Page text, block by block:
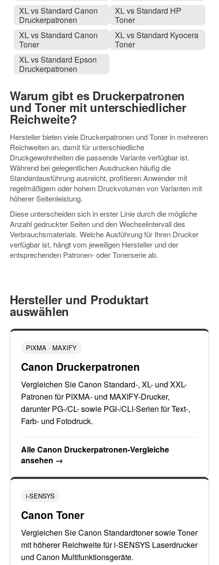
XL vs Standard Canon
Druckerpatronen
XL vs Standard Canon
Toner
XL vs Standard Epson
Druckerpatronen
XL vs Standard HP
Toner
XL vs Standard Kyocera
Toner
Warum gibt es Druckerpatronen
und Toner mit unterschiedlicher
Reichweite?
Hersteller bieten viele Druckerpatronen und Toner in mehreren
Reichweiten an, damit für unterschiedliche
Druckgewohnheiten die passende Variante verfügbar ist.
Während bei gelegentlichen Ausdrucken häufig die
Standardausführung ausreicht, profitieren Anwender mit
regelmäßigem oder hohem Druckvolumen von Varianten mit
höherer Seitenleistung.
Diese unterscheiden sich in erster Linie durch die mögliche
Anzahl gedruckter Seiten und den Wechselintervall des
Verbrauchsmaterials. Welche Ausführung für Ihren Drucker
verfügbar ist, hängt vom jeweiligen Hersteller und der
entsprechenden Patronen- oder Tonerserie ab.
Hersteller und Produktart
auswählen
PIXMA · MAXIFY
Canon Druckerpatronen
Vergleichen Sie Canon Standard-, XL- und XXL-
Patronen für PIXMA- und MAXIFY-Drucker,
darunter PG-/CL- sowie PGI-/CLI-Serien für Text-,
Farb- und Fotodruck.
Alle Canon Druckerpatronen-Vergleiche
ansehen →
i-SENSYS
Canon Toner
Vergleichen Sie Canon Standardtoner sowie Toner
mit höherer Reichweite für i-SENSYS Laserdrucker
und Canon Multifunktionsgeräte.